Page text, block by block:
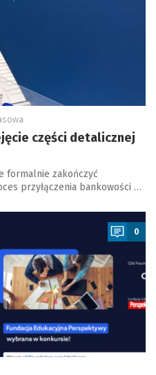
części detalicznej
formalnie zakończyć
przyłączenia bankowości …
0